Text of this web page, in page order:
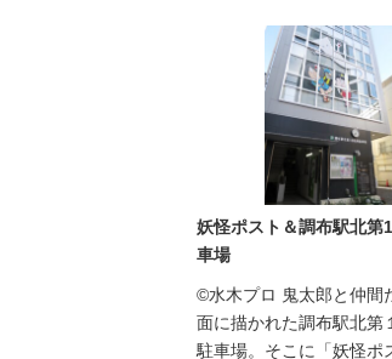
妖怪ポスト＆調布駅北第
車場
©水木プロ 鬼太郎と仲間
面に描かれた調布駅北第
駐車場。そこに「妖怪ポ